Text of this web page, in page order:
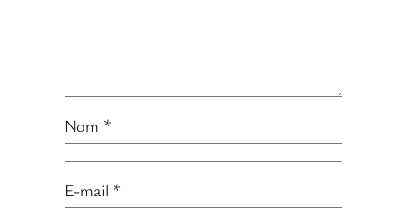
Nom *
E-mail *